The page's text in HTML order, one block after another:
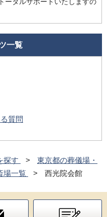
ータルサポートいたしますの
一覧
質問
探す
東京都の葬儀場・
場一覧 西光院会館